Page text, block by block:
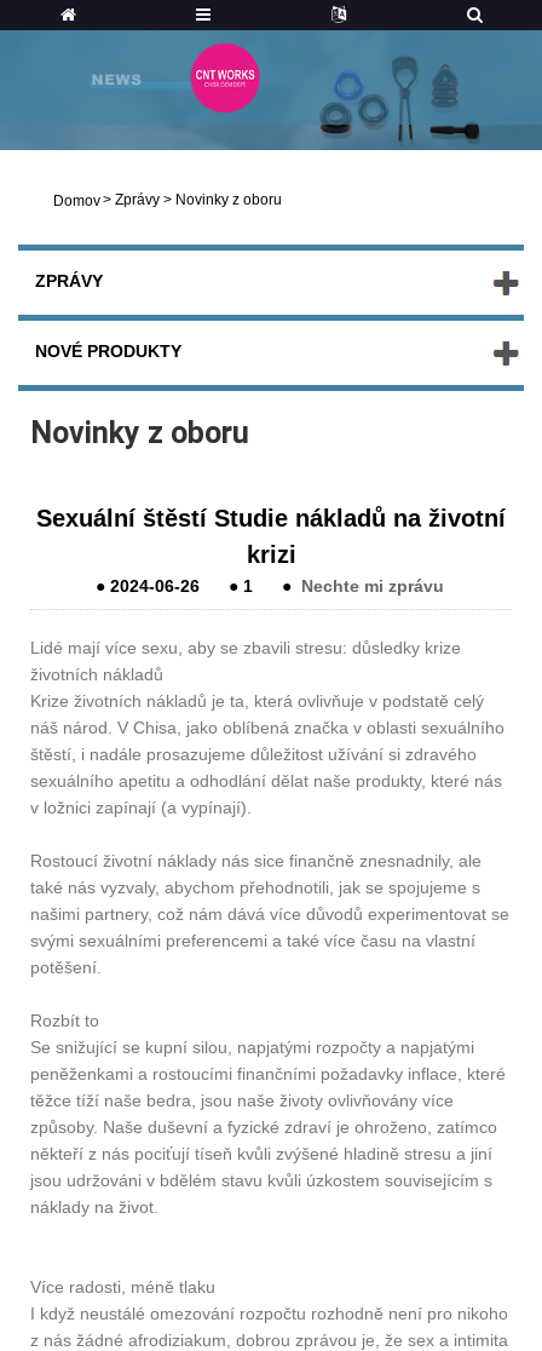
Domov> Zprávy > Novinky z oboru
ZPRÁVY
NOVÉ PRODUKTY
Novinky z oboru
Sexuální štěstí Studie nákladů na životní
krizi
●2024-06-26 ● 1 ● Nechte mi zprávu
Lidé mají více sexu, aby se zbavili stresu: důsledky krize
životních nákladů
Krize životních nákladů je ta, která ovlivňuje v podstatě celý
náš národ. V Chisa, jako oblíbená značka v oblasti sexuálního
štěstí, i nadále prosazujeme důležitost užívání si zdravého
sexuálního apetitu a odhodlání dělat naše produkty, které nás
v ložnici zapínají (a vypínají).
Rostoucí životní náklady nás sice finančně znesnadnily, ale
také nás vyzvaly, abychom přehodnotili, jak se spojujeme s
našimi partnery, což nám dává více důvodů experimentovat se
svými sexuálními preferencemi a také více času na vlastní
potěšení.
Rozbít to
Se snižující se kupní silou, napjatými rozpočty a napjatými
peněženkami a rostoucími finančními požadavky inflace, které
těžce tíží naše bedra, jsou naše životy ovlivňovány více
způsoby. Naše duševní a fyzické zdraví je ohroženo, zatímco
někteří z nás pociťují tíseň kvůli zvýšené hladině stresu a jiní
jsou udržováni v bdělém stavu kvůli úzkostem souvisejícím s
náklady na život.
Více radosti, méně tlaku
I když neustálé omezování rozpočtu rozhodně není pro nikoho
z nás žádné afrodiziakum, dobrou zprávou je, že sex a intimita